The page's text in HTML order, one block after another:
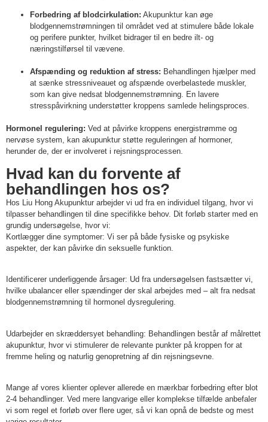
Forbedring af blodcirkulation: Akupunktur kan øge
blodgennemstrømningen til området ved at stimulere både lokale
og perifere punkter, hvilket bidrager til en bedre ilt- og
næringstilførsel til vævene.
Afspænding og reduktion af stress: Behandlingen hjælper med
at sænke stressniveauet og afspænde overbelastede muskler,
som kan give nedsat blodgennemstrømning. En lavere
stresspåvirkning understøtter kroppens samlede helingsproces.
Hormonel regulering: Ved at påvirke kroppens energistrømme og
nervøse system, kan akupunktur støtte reguleringen af hormoner,
herunder de, der er involveret i rejsningsprocessen.
Hvad kan du forvente af
behandlingen hos os?
Hos Liu Hong Akupunktur arbejder vi ud fra en individuel tilgang, hvor vi
tilpasser behandlingen til dine specifikke behov. Dit forløb starter med en
grundig undersøgelse, hvor vi:
Kortlægger dine symptomer: Vi ser på både fysiske og psykiske
aspekter, der kan påvirke din seksuelle funktion.
Identificerer underliggende årsager: Ud fra undersøgelsen fastsætter vi,
hvilke ubalancer eller spændinger der skal arbejdes med – alt fra nedsat
blodgennemstrømning til hormonel dysregulering.
Udarbejder en skræddersyet behandling: Behandlingen består af målrettet
akupunktur, hvor vi stimulerer de relevante punkter på kroppen for at
fremme heling og naturlig genopretning af din rejsningsevne.
Mange af vores klienter oplever allerede en mærkbar forbedring efter blot
2-4 behandlinger. Ved mere langvarige eller komplekse tilfælde anbefaler
vi som regel et forløb over flere uger, så vi kan opnå de bedste og mest